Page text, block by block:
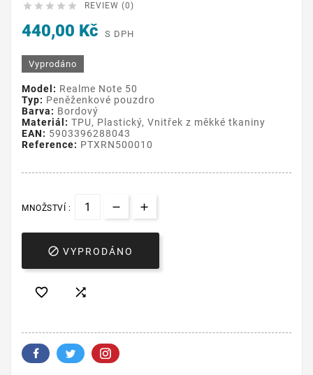
     REVIEW (0)
440,00 Kč S DPH
Vyprodáno
Model: Realme Note 50
Typ: Peněženkové pouzdro
Barva: Bordový
Materiál: TPU, Plastický, Vnitřek z měkké tkaniny
EAN: 5903396288043
Reference: PTXRN500010
MNOŽSTVÍ :
 VYPRODÁNO
 